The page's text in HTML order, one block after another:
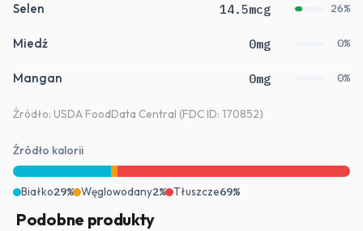
Selen 14.5mcg 26%
Miedź 0mg 0%
Mangan 0mg 0%
Źródło: USDA FoodData Central (FDC ID: 170852)
Źródło kalorii
Białko29% Węglowodany2% Tłuszcze69%
Podobne produkty